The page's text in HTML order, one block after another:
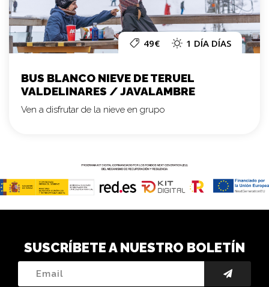
49€ 1 DÍA DÍAS
BUS BLANCO NIEVE DE TERUEL
VALDELINARES / JAVALAMBRE
Ven a disfrutar de la nieve en grupo
SUSCRÍBETE A NUESTRO BOLETÍN